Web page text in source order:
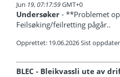
Jun 19,07:17:59GMT+0
Undersøker - **Problemet
Feilsøking/feilretting pågår..
Opprettet: 19.06.2026 Sist
BLEC - Bleikvassli ute av